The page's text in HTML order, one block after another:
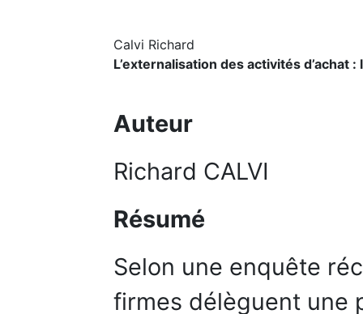
Calvi Richard
L’externalisation des activités d’achat
Auteur
Richard CALVI
Résumé
Selon une enquête
firmes délèguent une